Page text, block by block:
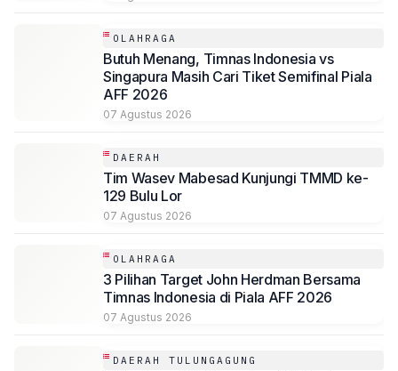
OLAHRAGA
Butuh Menang, Timnas Indonesia vs
Singapura Masih Cari Tiket Semifinal Piala
AFF 2026
07 Agustus 2026
DAERAH
Tim Wasev Mabesad Kunjungi TMMD ke-
129 Bulu Lor
07 Agustus 2026
OLAHRAGA
3 Pilihan Target John Herdman Bersama
Timnas Indonesia di Piala AFF 2026
07 Agustus 2026
DAERAH TULUNGAGUNG